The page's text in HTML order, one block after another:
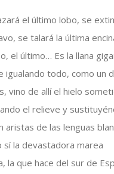
el último lobo, se
se talará la última
el último… Es la llana
igualando todo, como un
vino de allí el hielo
el relieve y
aristas de las lenguas
sí la devastadora marea
la que hace del sur de